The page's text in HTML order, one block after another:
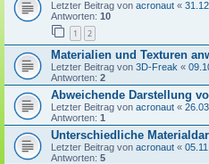
Letzter Beitrag von acronaut «
Antworten: 10
1 2
Materialien und Texturen
Letzter Beitrag von 3D-Freak «
Antworten: 2
Abweichende Darstellung
Letzter Beitrag von acronaut «
Antworten: 1
Unterschiedliche
Letzter Beitrag von acronaut «
Antworten: 5